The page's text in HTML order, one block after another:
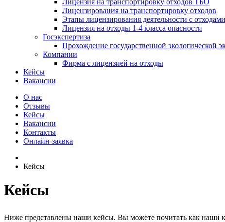
Лицензия на транспортировку отходов ТБО
Лицензирования на транспортировку отходов
Этапы лицензирования деятельности с
Лицензия на отходы 1-4 класса опасности
Госэкспертиза
Прохождение государственной экологической
Компании
Фирма с лицензией на отходы
Кейсы
Вакансии
О нас
Отзывы
Кейсы
Вакансии
Контакты
Онлайн-заявка
Кейсы
Кейсы
Ниже представлены наши кейсы. Вы можете почитать как наши